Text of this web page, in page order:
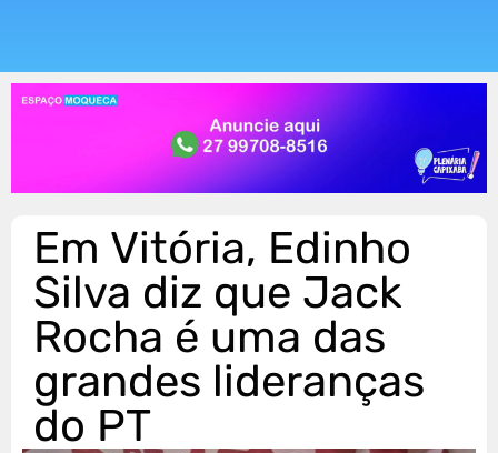
Em Vitória, Edinho
Silva diz que Jack
Rocha é uma das
grandes lideranças
do PT